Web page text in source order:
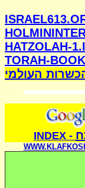
HATZOLAH-
TORAH-
העולמי
-
INDEX